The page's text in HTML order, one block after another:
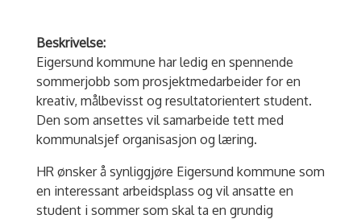
Beskrivelse:
Eigersund kommune har ledig en spennende
sommerjobb som prosjektmedarbeider for en
kreativ, målbevisst og resultatorientert student.
Den som ansettes vil samarbeide tett med
kommunalsjef organisasjon og læring.
HR ønsker å synliggjøre Eigersund kommune som
en interessant arbeidsplass og vil ansatte en
student i sommer som skal ta en grundig